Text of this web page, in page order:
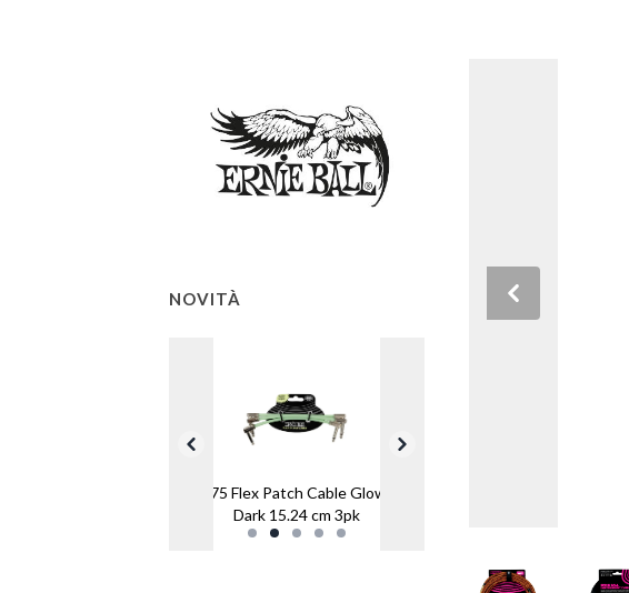
NOVITÀ
6475 Flex Patch Cable Glow in
Dark 15.24 cm 3pk
Previous